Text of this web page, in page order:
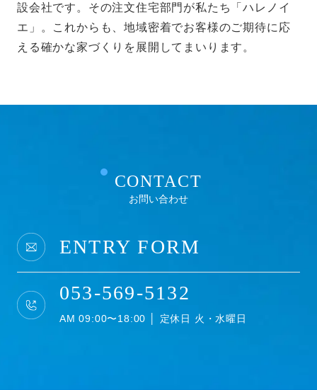
設会社です。その注文住宅部門が私たち「ハレノイ
エ」。これからも、地域密着でお客様のご期待に応
える確かな家づくりを展開してまいります。
CONTACT
お問い合わせ
ENTRY FORM
053-569-5132
AM 09:00〜18:00 │ 定休日 火・水曜日